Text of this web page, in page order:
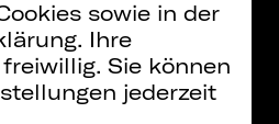
Turing
sowie in der
Ihre
Sie können
jederzeit